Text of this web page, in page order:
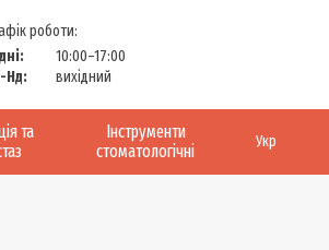
роботи:
10:00–17:00
Нд:
вихідний
та
Інструменти
стоматологічні
Укр